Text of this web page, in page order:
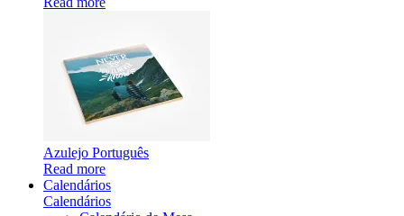
Azulejo Português
Read more
Calendários
Calendários